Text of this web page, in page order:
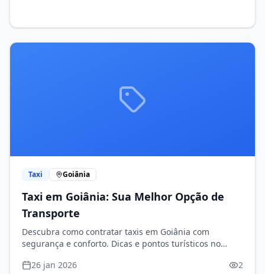
Taxi Goiânia
Taxi em Goiânia: Sua Melhor Opção de
Transporte
Descubra como contratar taxis em Goiânia com
segurança e conforto. Dicas e pontos turísticos no
26 jan 2026
2